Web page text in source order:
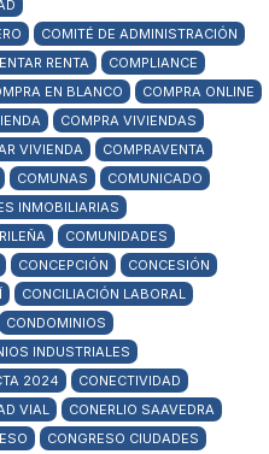
COMITÉ DE ADMINISTRACIÓN
RENTA
COMPLIANCE
EN BLANCO
COMPRA ONLINE
COMPRA VIVIENDAS
VIVIENDA
COMPRAVENTA
COMUNAS
COMUNICADO
INMOBILIARIAS
COMUNIDADES
CONCEPCIÓN
CONCESIÓN
CONCILIACIÓN LABORAL
CONDOMINIOS
INDUSTRIALES
2024
CONECTIVIDAD
VIAL
CONERLIO SAAVEDRA
CONGRESO CIUDADES